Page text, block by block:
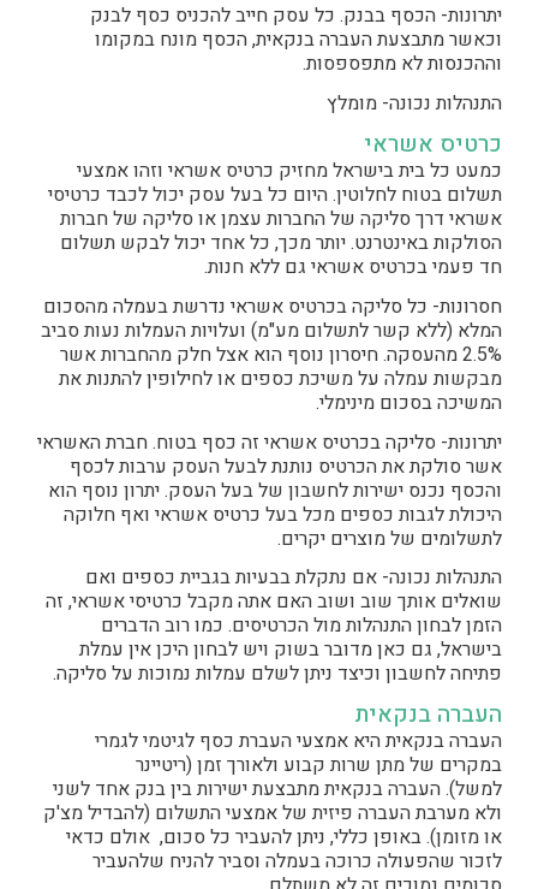
יתרונות- הכסף בבנק. כל עסק חייב להכניס כסף לבנק
וכאשר מתבצעת העברה בנקאית, הכסף מונח במקומו
וההכנסות לא מתפספסות.
התנהלות נכונה- מומלץ
כרטיס אשראי
כמעט כל בית בישראל מחזיק כרטיס אשראי וזהו אמצעי
תשלום בטוח לחלוטין. היום כל בעל עסק יכול לכבד כרטיסי
אשראי דרך סליקה של החברות עצמן או סליקה של חברות
הסולקות באינטרנט. יותר מכך, כל אחד יכול לבקש תשלום
חד פעמי בכרטיס אשראי גם ללא חנות.
חסרונות- כל סליקה בכרטיס אשראי נדרשת בעמלה מהסכום
המלא (ללא קשר לתשלום מע"מ) ועלויות העמלות נעות סביב
2.5% מהעסקה. חיסרון נוסף הוא אצל חלק מהחברות אשר
מבקשות עמלה על משיכת כספים או לחילופין להתנות את
המשיכה בסכום מינימלי.
יתרונות- סליקה בכרטיס אשראי זה כסף בטוח. חברת האשראי
אשר סולקת את הכרטיס נותנת לבעל העסק ערבות לכסף
והכסף נכנס ישירות לחשבון של בעל העסק. יתרון נוסף הוא
היכולת לגבות כספים מכל בעל כרטיס אשראי ואף חלוקה
לתשלומים של מוצרים יקרים.
התנהלות נכונה- אם נתקלת בבעיות בגביית כספים ואם
שואלים אותך שוב ושוב האם אתה מקבל כרטיסי אשראי, זה
הזמן לבחון התנהלות מול הכרטיסים. כמו רוב הדברים
בישראל, גם כאן מדובר בשוק ויש לבחון היכן אין עמלת
פתיחה לחשבון וכיצד ניתן לשלם עמלות נמוכות על סליקה.
העברה בנקאית
העברה בנקאית היא אמצעי העברת כסף לגיטמי לגמרי
במקרים של מתן שרות קבוע ולאורך זמן (ריטיינר
למשל). העברה בנקאית מתבצעת ישירות בין בנק אחד לשני
ולא מערבת העברה פיזית של אמצעי התשלום (להבדיל מצ'ק
או מזומן). באופן כללי, ניתן להעביר כל סכום, אולם כדאי
לזכור שהפעולה כרוכה בעמלה וסביר להניח שלהעביר